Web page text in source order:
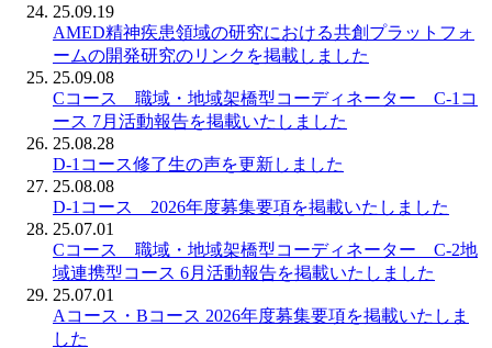
25.09.19
AMED精神疾患領域の研究における共創プラットフォ
ームの開発研究のリンクを掲載しました
25.09.08
Cコース 職域・地域架橋型コーディネーター C-1コ
ース 7月活動報告を掲載いたしました
25.08.28
D-1コース修了生の声を更新しました
25.08.08
D-1コース 2026年度募集要項を掲載いたしました
25.07.01
Cコース 職域・地域架橋型コーディネーター C-2地
域連携型コース 6月活動報告を掲載いたしました
25.07.01
Aコース・Bコース 2026年度募集要項を掲載いたしま
した